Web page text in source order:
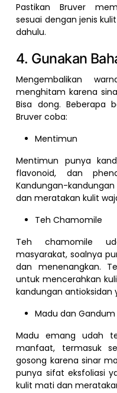
Pastikan Bruver
sesuai dengan jenis
dahulu.
4. Gunakan
Mengembalikan
menghitam karena
Bisa dong. Beberapa
Bruver coba:
Mentimun
Mentimun punya
flavonoid, dan
Kandungan-
dan meratakan kulit
Teh Chamomile
Teh chamomile
masyarakat, soalnya
dan menenangkan.
untuk mencerahkan
kandungan antioksidan
Madu dan Gandum
Madu emang udah
manfaat, termasuk
gosong karena sinar
punya sifat eksfoliasi
kulit mati dan